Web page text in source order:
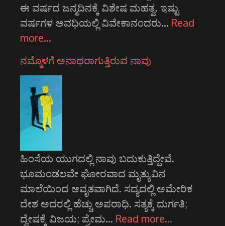
ಈ ವರ್ಷದ ಜನ್ಮದಿನಕ್ಕೆ ವಿಶೇಷ ಮಹತ್ವ. ಇಷ್ಟು
ವರ್ಷಗಳ ಅವಧಿಯಲ್ಲಿ ವಿವೇಕಾನಂದರು… Read
more…
ನಮ್ಮೊಳಗೆ ಅನಾಥರಾಗುತ್ತಿರುವ ನಾವು
ಹಿಂಸೆಯ ಯುಗದಲ್ಲಿ ನಾವು ಬದುಕುತ್ತಿದ್ದೇವೆ.
ಭೂಮಂಡಲವೇ ಘೋರವಾದ ಮೃತ್ಯುವಿನ
ಮಾಲೆಯಿಂದ ಆವೃತವಾಗಿದೆ. ಸದ್ಯದಲ್ಲಿ ಅಮೇರಿಕ
ದೇಶ ಅದರಲ್ಲಿ ಹೆಚ್ಚು ಅಪರಾಧಿ. ಸತ್ಯಕ್ಕೆ ದುರ್ಗತಿ;
ದ್ವೇಷಕ್ಕೆ ವಿಜಯ; ಪ್ರೇಮ… Read more…